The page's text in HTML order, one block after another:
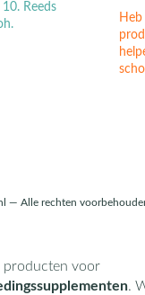
Reeds
— Alle rechten
producten voor
.